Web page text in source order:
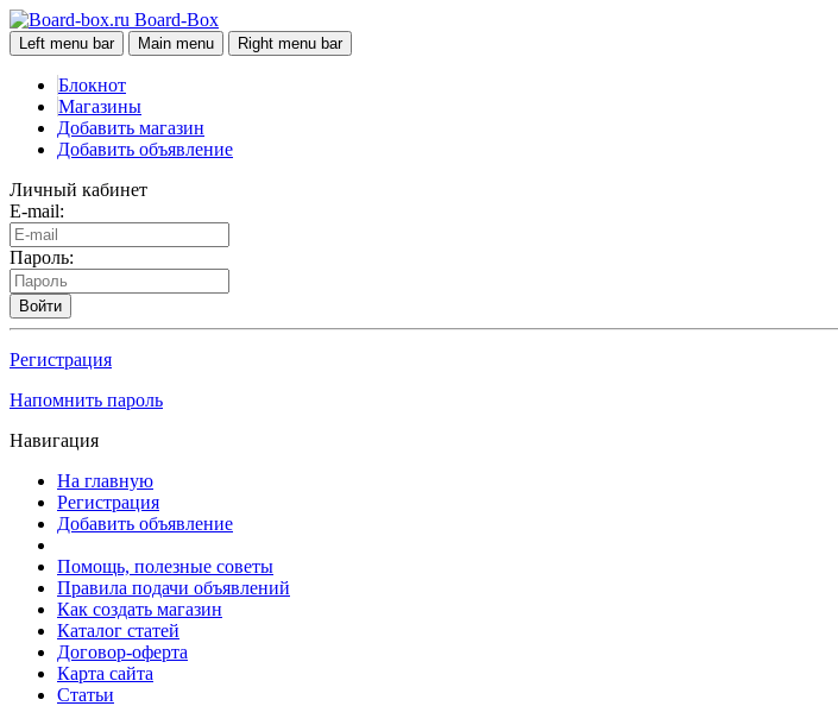
Board-Box
Left menu bar Main menu Right menu bar
Блокнот
Магазины
Добавить магазин
Добавить объявление
Личный кабинет
E-mail:
Пароль:
Войти
Регистрация
Напомнить пароль
Навигация
На главную
Регистрация
Добавить объявление
Помощь, полезные советы
Правила подачи объявлений
Как создать магазин
Каталог статей
Договор-оферта
Карта сайта
Статьи